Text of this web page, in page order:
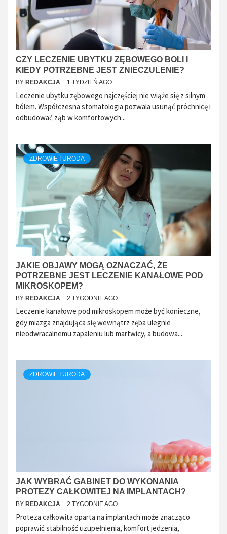
CZY LECZENIE UBYTKU ZĘBOWEGO BOLI I
KIEDY POTRZEBNE JEST ZNIECZULENIE?
BY REDAKCJA 1 TYDZIEŃ AGO
Leczenie ubytku zębowego najczęściej nie wiąże się z silnym
bólem. Współczesna stomatologia pozwala usunąć próchnicę i
odbudować ząb w komfortowych...
ZDROWIE I URODA
JAKIE OBJAWY MOGĄ OZNACZAĆ, ŻE
POTRZEBNE JEST LECZENIE KANAŁOWE POD
MIKROSKOPEM?
BY REDAKCJA 2 TYGODNIE AGO
Leczenie kanałowe pod mikroskopem może być konieczne,
gdy miazga znajdująca się wewnątrz zęba ulegnie
nieodwracalnemu zapaleniu lub martwicy, a budowa...
ZDROWIE I URODA
JAK WYBRAĆ GABINET DO WYKONANIA
PROTEZY CAŁKOWITEJ NA IMPLANTACH?
BY REDAKCJA 2 TYGODNIE AGO
Proteza całkowita oparta na implantach może znacząco
poprawić stabilność uzupełnienia, komfort jedzenia,